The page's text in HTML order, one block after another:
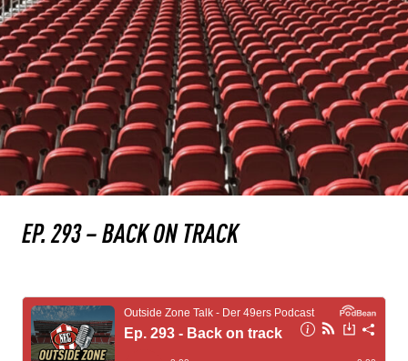
EP. 293 – BACK ON TRACK